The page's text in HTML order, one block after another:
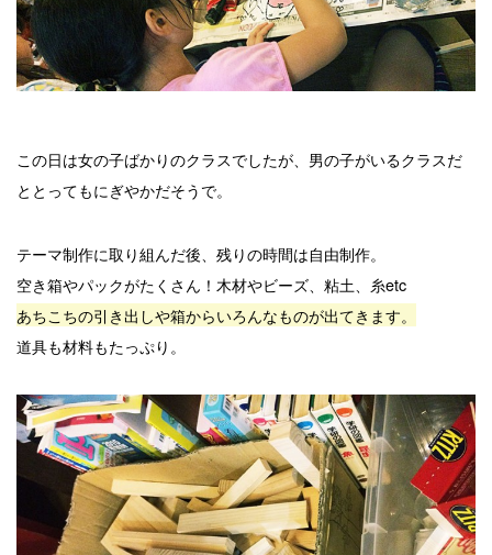
この日は女の子ばかりのクラスでしたが、男の子がいるクラスだ
ととってもにぎやかだそうで。
テーマ制作に取り組んだ後、残りの時間は自由制作。
空き箱やパックがたくさん！木材やビーズ、粘土、糸etc
あちこちの引き出しや箱からいろんなものが出てきます。
道具も材料もたっぷり。